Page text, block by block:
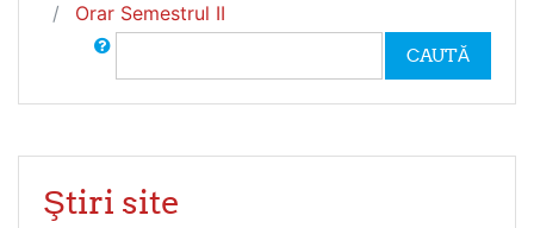
Orar Semestrul II
Caută în Forum
CAUTĂ
Ştiri site